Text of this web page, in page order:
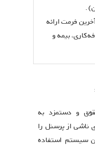
فرمت ارائه
بیمه و
و دستمزد به
ناشی از پرسنل را
سیستم استفاده